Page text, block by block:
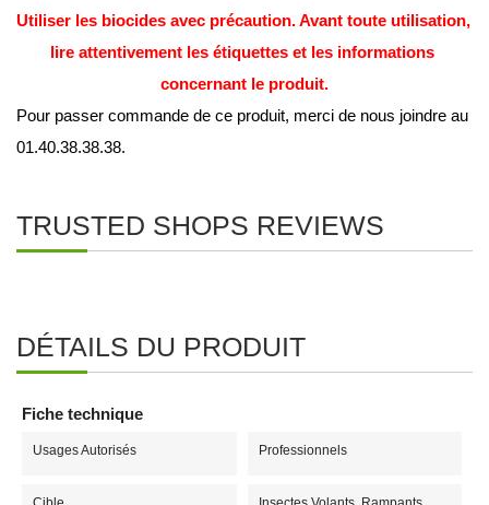
Utiliser les biocides avec précaution. Avant toute utilisation,
lire attentivement les étiquettes et les informations
concernant le produit.
Pour passer commande de ce produit, merci de nous joindre au
01.40.38.38.38.
TRUSTED SHOPS REVIEWS
DÉTAILS DU PRODUIT
Fiche technique
Usages Autorisés Professionnels